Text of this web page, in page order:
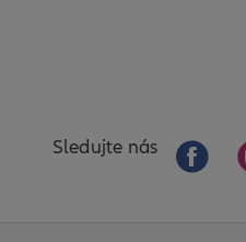
Sledujte nás